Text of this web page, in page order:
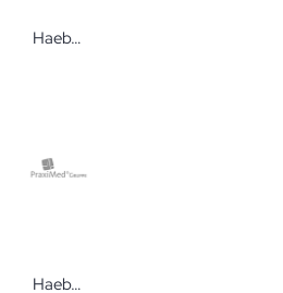
Haeberle Schublade für den Gerätewagen fuego Zubehör für Vielzweckwagen
Haeberle Verbandwatte mit Entnahmeschlitz 6 cm breit 4 m 1 Rolle Verbandmaterial